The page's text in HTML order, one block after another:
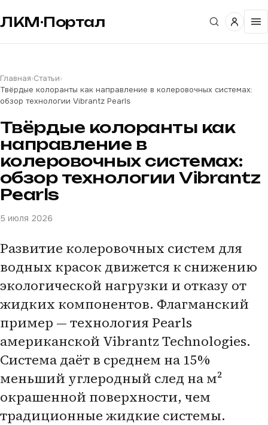
ЛКМ·Портал
Главная›Статьи›
Твёрдые колоранты как направление в колеровочных системах:
обзор технологии Vibrantz Pearls
Твёрдые колоранты как
направление в
колеровочных системах:
обзор технологии Vibrantz
Pearls
5 июля 2026
Развитие колеровочных систем для
водных красок движется к снижению
экологической нагрузки и отказу от
жидких компонентов. Флагманский
пример — технология Pearls
американской Vibrantz Technologies.
Cистема даёт в среднем на 15%
меньший углеродный след на м²
окрашенной поверхности, чем
традиционные жидкие системы.